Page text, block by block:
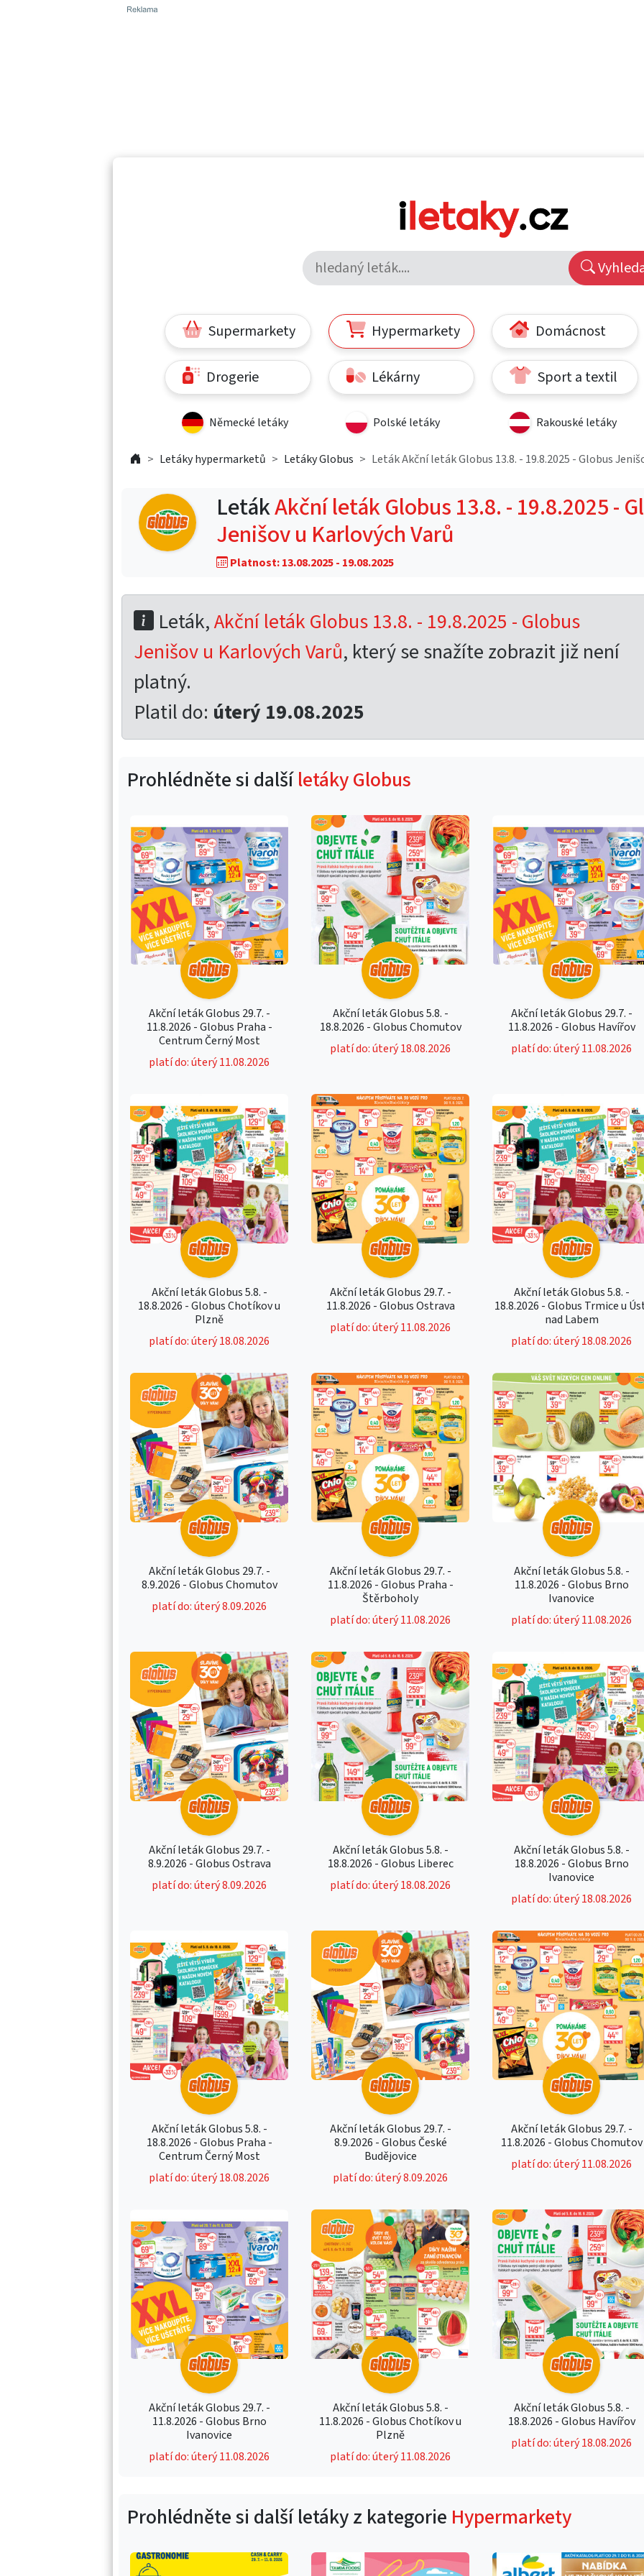
Supermarkety Hypermarkety Domácnost
Drogerie Lékárny Sport a textil
Německé letáky Polské letáky Rakouské letáky
Letáky hypermarketů Letáky Globus Leták Akční leták Globus 13.8. - 19.8.2025 - Globus
LetákAkční leták Globus 13.8. - 19.8.2025 -
Jenišov u Karlových Varů
Platnost: 13.08.2025 - 19.08.2025
Leták,Akční leták Globus 13.8. - 19.8.2025 - Globus
Jenišov u Karlových Varů, který se snažíte zobrazit již není
platný.
Platil do: úterý 19.08.2025
Prohlédněte si dalšíletáky Globus
Akční leták Globus 29.7. -
11.8.2026 - Globus Praha -
Centrum Černý Most
platí do: úterý 11.08.2026
Akční leták Globus 5.8. -
18.8.2026 - Globus Chomutov
platí do: úterý 18.08.2026
Akční leták Globus 29.7. -
11.8.2026 - Globus Havířov
platí do: úterý 11.08.2026
Akční leták Globus 5.8. -
18.8.2026 - Globus Chotíkov u
Plzně
platí do: úterý 18.08.2026
Akční leták Globus 29.7. -
11.8.2026 - Globus Ostrava
platí do: úterý 11.08.2026
Akční leták Globus 5.8. -
18.8.2026 - Globus Trmice u
nad Labem
platí do: úterý 18.08.2026
Akční leták Globus 29.7. -
8.9.2026 - Globus Chomutov
platí do: úterý 8.09.2026
Akční leták Globus 29.7. -
11.8.2026 - Globus Praha -
Štěrboholy
platí do: úterý 11.08.2026
Akční leták Globus 5.8. -
11.8.2026 - Globus Brno
Ivanovice
platí do: úterý 11.08.2026
Akční leták Globus 29.7. -
8.9.2026 - Globus Ostrava
platí do: úterý 8.09.2026
Akční leták Globus 5.8. -
18.8.2026 - Globus Liberec
platí do: úterý 18.08.2026
Akční leták Globus 5.8. -
18.8.2026 - Globus Brno
Ivanovice
platí do: úterý 18.08.2026
Akční leták Globus 5.8. -
18.8.2026 - Globus Praha -
Centrum Černý Most
platí do: úterý 18.08.2026
Akční leták Globus 29.7. -
8.9.2026 - Globus České
Budějovice
platí do: úterý 8.09.2026
Akční leták Globus 29.7. -
11.8.2026 - Globus Chomutov
platí do: úterý 11.08.2026
Akční leták Globus 29.7. -
11.8.2026 - Globus Brno
Ivanovice
platí do: úterý 11.08.2026
Akční leták Globus 5.8. -
11.8.2026 - Globus Chotíkov u
Plzně
platí do: úterý 11.08.2026
Akční leták Globus 5.8. -
18.8.2026 - Globus Havířov
platí do: úterý 18.08.2026
Prohlédněte si další letáky z kategorie Hypermarkety